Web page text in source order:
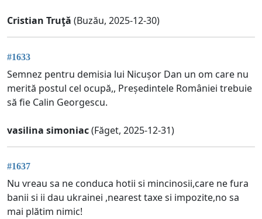
Cristian Truţă (Buzău, 2025-12-30)
#1633
Semnez pentru demisia lui Nicușor Dan un om care nu
merită postul cel ocupă,, Președintele României trebuie
să fie Calin Georgescu.
vasilina simoniac(Făget, 2025-12-31)
#1637
Nu vreau sa ne conduca hotii si mincinosii,care ne fura
banii si ii dau ukrainei ,nearest taxe si impozite,no sa
mai plătim nimic!